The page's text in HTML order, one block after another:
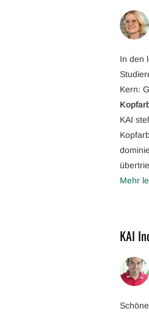
In den
Kern:
KAI
Mehr
KAI